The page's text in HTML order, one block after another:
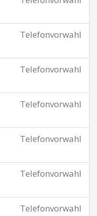
Telefonvorwahl
Telefonvorwahl
Telefonvorwahl
Telefonvorwahl
Telefonvorwahl
Telefonvorwahl